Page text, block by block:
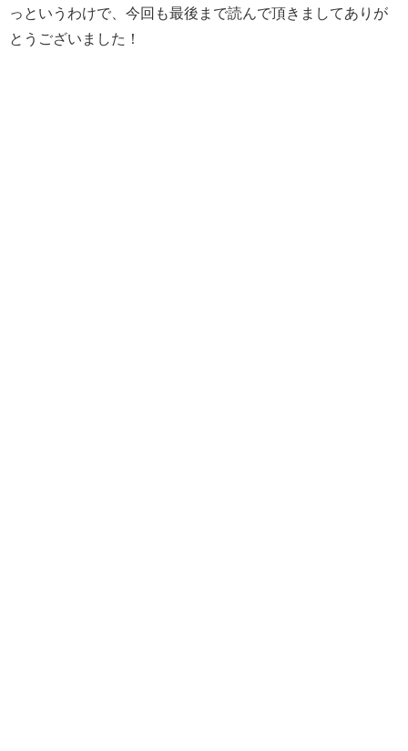
っというわけで、今回も最後まで読んで頂きましてありが
とうございました！